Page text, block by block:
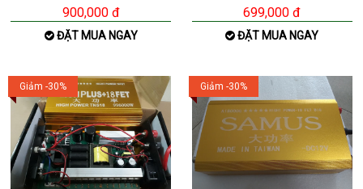
899K- XIỆT CÁ NÓ
900,000 đ
ĐẶT MUA NGAY
BẢO VỆ AUTO NGUỒN
699,000 đ
ĐẶT MUA NGAY
Giảm -30% Giảm -30%